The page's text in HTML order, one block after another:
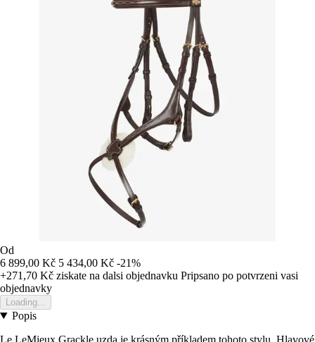
Od
6 899,00 Kč 5 434,00 Kč -21%
+271,70 Kč ziskate na dalsi objednavku Pripsano po potvrzeni vasi
objednavky
Loading...
Popis
Le LeMieux Grackle uzda je krásným příkladem tohoto stylu. Hlavové